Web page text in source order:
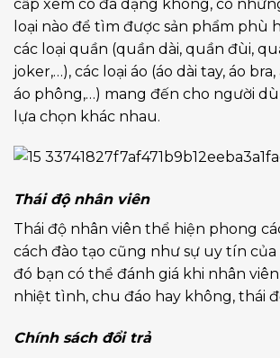
cấp xem có đa dạng không, có
loại nào để tìm được sản phẩm phù
các loại quần (quần dài, quần đùi,
joker,…), các loại áo (áo dài tay, áo
áo phông,…) mang đến cho người
lựa chọn khác nhau.
Thái độ nhân viên
Thái độ nhân viên thể hiện phong
cách đào tạo cũng như sự uy tín của
đó bạn có thể đánh giá khi nhân
nhiệt tình, chu đáo hay không, thái
Chính sách đổi trả